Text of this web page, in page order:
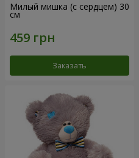
Милый мишка (с сердцем) 30
см
Заказать